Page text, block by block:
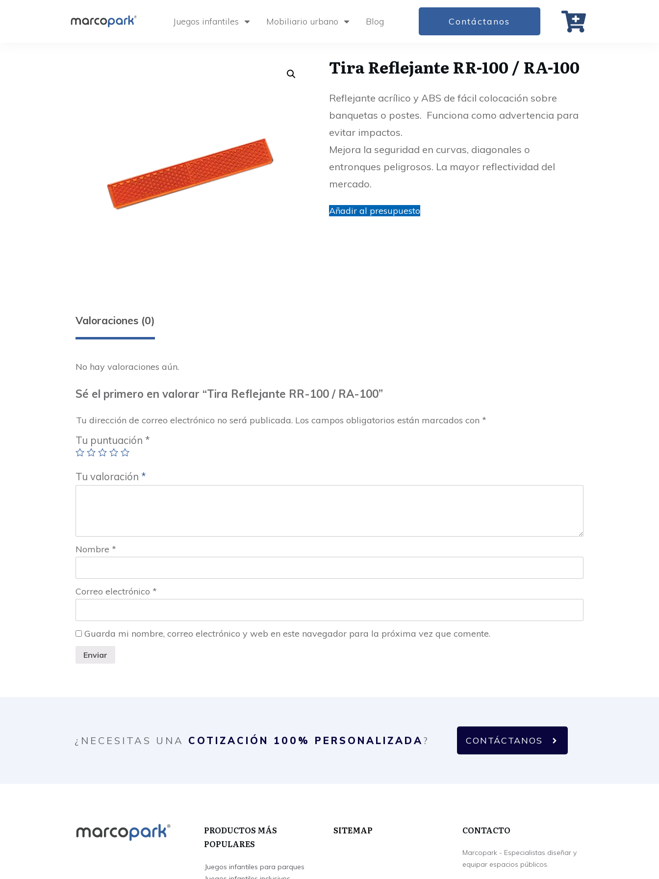
Juegos infantiles Mobiliario urbano Blog Contáctanos
Tira Reflejante RR-100 / RA-100
Reflejante acrílico y ABS de fácil colocación sobre
banquetas o postes. Funciona como advertencia para
evitar impactos.
Mejora la seguridad en curvas, diagonales o
entronques peligrosos. La mayor reflectividad del
mercado.
Añadir al presupuesto
Valoraciones (0)
No hay valoraciones aún.
Sé el primero en valorar “Tira Reflejante RR-100 / RA-100”
Tu dirección de correo electrónico no será publicada. Los campos obligatorios están marcados con *
Tu puntuación *
Tu valoración *
Nombre *
Correo electrónico *
Guarda mi nombre, correo electrónico y web en este navegador para la próxima vez que comente.
Enviar
¿NECESITAS UNA COTIZACIÓN 100% PERSONALIZADA? CONTÁCTANOS
PRODUCTOS MÁS
POPULARES
Juegos infantiles para parques
SITEMAP CONTACTO
Marcopark - Especialistas diseñar y
equipar espacios públicos.